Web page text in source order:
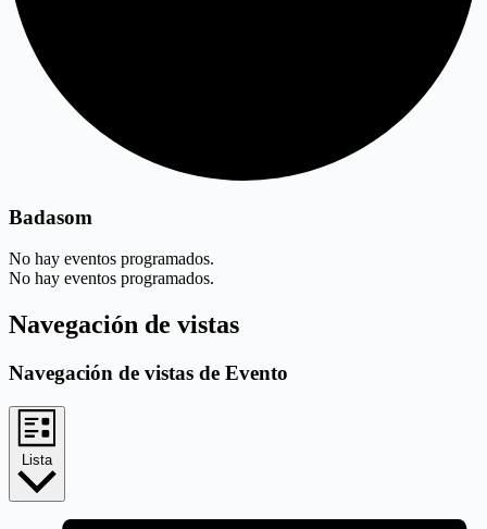
Badasom
No hay eventos programados.
No hay eventos programados.
Navegación de vistas
Navegación de vistas de Evento
Lista